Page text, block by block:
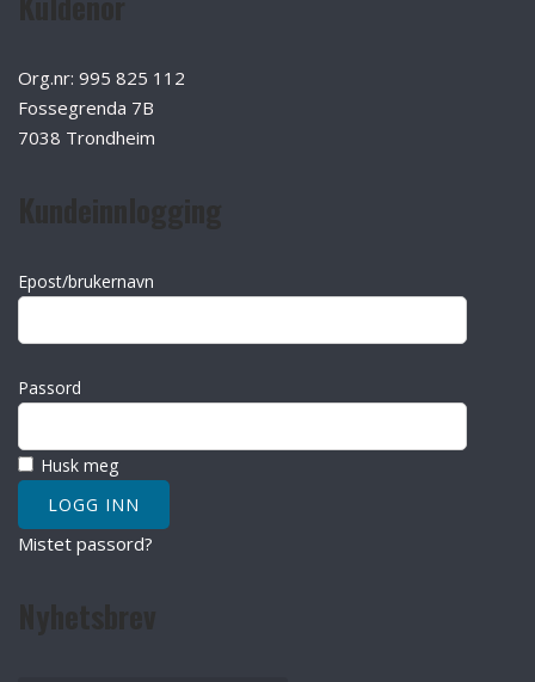
Org.nr: 995 825 112
Fossegrenda 7B
7038 Trondheim
Epost/brukernavn
Passord
Husk meg
Mistet passord?